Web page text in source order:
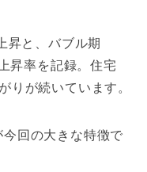
昇と、バブル期
昇率を記録。住宅
りが続いています。
回の大きな特徴で